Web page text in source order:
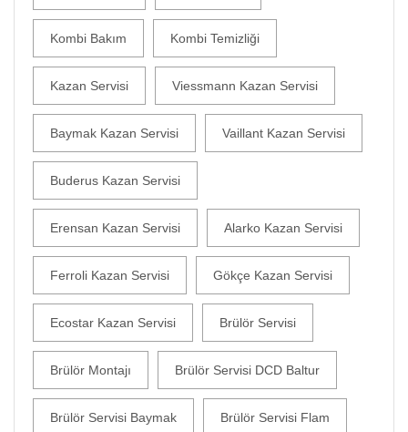
Kombi Bakım Kombi Temizliği
Kazan Servisi Viessmann Kazan Servisi
Baymak Kazan Servisi Vaillant Kazan Servisi
Buderus Kazan Servisi
Erensan Kazan Servisi Alarko Kazan Servisi
Ferroli Kazan Servisi Gökçe Kazan Servisi
Ecostar Kazan Servisi Brülör Servisi
Brülör Montajı Brülör Servisi DCD Baltur
Brülör Servisi Baymak Brülör Servisi Flam